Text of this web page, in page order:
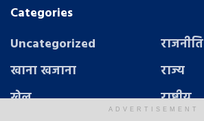
Categories
Uncategorized
खाना खजाना
खेल
राजनीति
राज्य
राष्ट्रीय
ADVERTISEMENT